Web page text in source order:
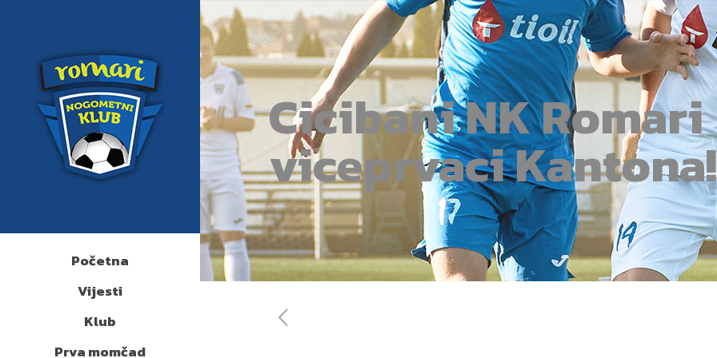
Početna
Vijesti
Klub
Prva momčad
Cicibani NK Romari
viceprvaci Kantona!